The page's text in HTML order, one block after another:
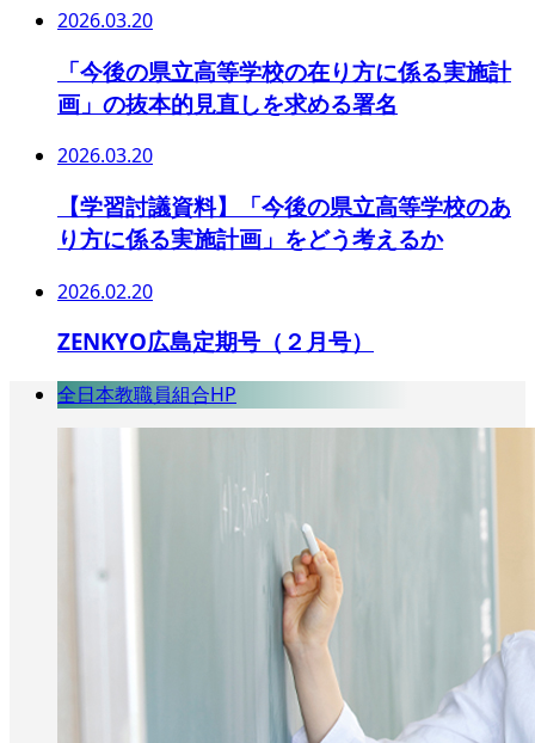
2026.03.20
「今後の県立高等学校の在り方に係る実施計
画」の抜本的見直しを求める署名
2026.03.20
【学習討議資料】「今後の県立高等学校のあ
り方に係る実施計画」をどう考えるか
2026.02.20
ZENKYO広島定期号（２月号）
全日本教職員組合HP